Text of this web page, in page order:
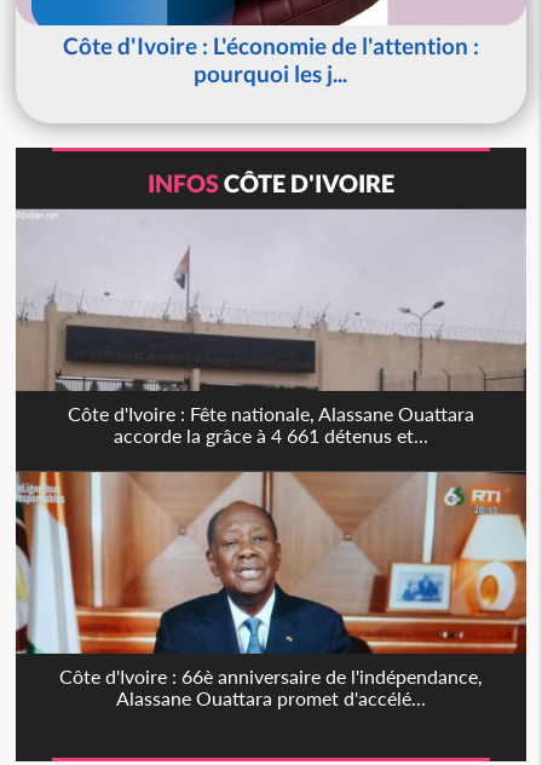
Côte d'Ivoire : L'économie de l'attention :
pourquoi les j...
INFOSCÔTE D'IVOIRE
Côte d'Ivoire : Fête nationale, Alassane Ouattara
accorde la grâce à 4 661 détenus et...
Côte d'Ivoire : 66è anniversaire de l'indépendance,
Alassane Ouattara promet d'accélé...